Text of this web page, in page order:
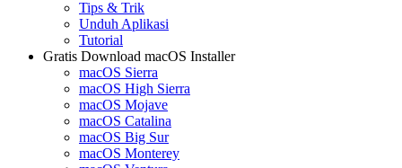
Tips & Trik
Unduh Aplikasi
Tutorial
Gratis Download macOS Installer
macOS Sierra
macOS High Sierra
macOS Mojave
macOS Catalina
macOS Big Sur
macOS Monterey